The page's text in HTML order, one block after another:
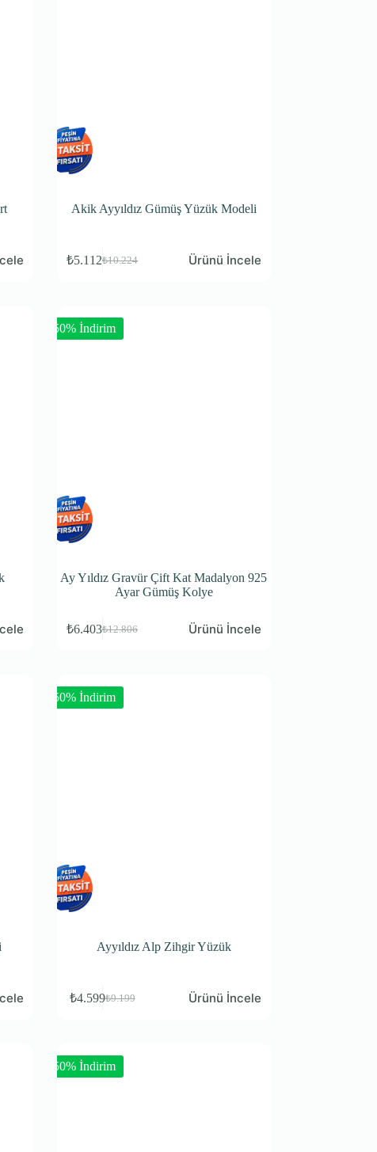
Akik Ayyıldız Gümüş Yüzük Modeli
₺10.224
₺5.112 Ürünü İncele
-50% İndirim
Ay Yıldız Gravür Çift Kat Madalyon 925
Ayar Gümüş Kolye
₺12.806
₺6.403 Ürünü İncele
-50% İndirim
Ayyıldız Alp Zihgir Yüzük
₺9.199
₺4.599 Ürünü İncele
-50% İndirim